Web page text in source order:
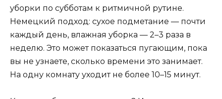
уборки по субботам к ритмичной рутине.
Немецкий подход: сухое подметание — почти
каждый день, влажная уборка — 2–3 раза в
неделю. Это может показаться пугающим, пока
вы не узнаете, сколько времени это занимает.
На одну комнату уходит не более 10–15 минут.